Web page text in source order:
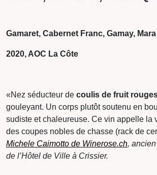
à
Gamaret, Cabernet Franc, Gamay, Mara
2020, AOC La Côte
«Nez séducteur de coulis de fruit
gouleyant. Un corps plutôt soutenu en
sudiste et chaleureuse. Ce vin appelle la
des coupes nobles de chasse (rack de
Michele Caimotto de Winerose.ch,
de l’Hôtel de Ville à Crissier.